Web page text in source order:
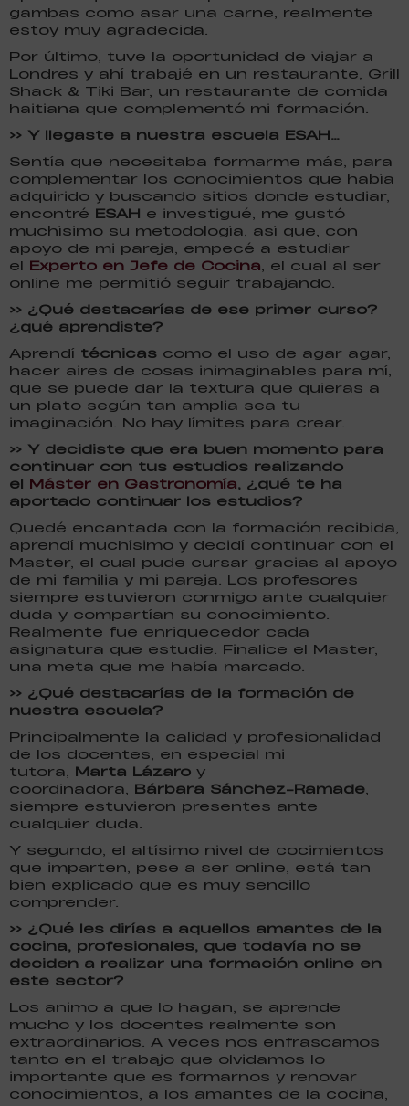
gambas como asar una carne, realmente
estoy muy agradecida.
Por último, tuve la oportunidad de viajar a
Londres y ahí trabajé en un restaurante, Grill
Shack & Tiki Bar, un restaurante de comida
haitiana que complementó mi formación.
>> Y llegaste a nuestra escuela ESAH…
Sentía que necesitaba formarme más, para
complementar los conocimientos que había
adquirido y buscando sitios donde estudiar,
encontré ESAH e investigué, me gustó
muchísimo su metodología, así que, con
apoyo de mi pareja, empecé a estudiar
el Experto en Jefe de Cocina, el cual al ser
online me permitió seguir trabajando.
>> ¿Qué destacarías de ese primer curso?
¿qué aprendiste?
Aprendí técnicas como el uso de agar agar,
hacer aires de cosas inimaginables para mí,
que se puede dar la textura que quieras a
un plato según tan amplia sea tu
imaginación. No hay límites para crear.
>> Y decidiste que era buen momento para
continuar con tus estudios realizando
el Máster en Gastronomía, ¿qué te ha
aportado continuar los estudios?
Quedé encantada con la formación recibida,
aprendí muchísimo y decidí continuar con el
Master, el cual pude cursar gracias al apoyo
de mi familia y mi pareja. Los profesores
siempre estuvieron conmigo ante cualquier
duda y compartían su conocimiento.
Realmente fue enriquecedor cada
asignatura que estudie. Finalice el Master,
una meta que me había marcado.
>> ¿Qué destacarías de la formación de
nuestra escuela?
Principalmente la calidad y profesionalidad
de los docentes, en especial mi
tutora, Marta Lázaro y
coordinadora, Bárbara Sánchez-Ramade,
siempre estuvieron presentes ante
cualquier duda.
Y segundo, el altísimo nivel de cocimientos
que imparten, pese a ser online, está tan
bien explicado que es muy sencillo
comprender.
>> ¿Qué les dirías a aquellos amantes de la
cocina, profesionales, que todavía no se
deciden a realizar una formación online en
este sector?
Los animo a que lo hagan, se aprende
mucho y los docentes realmente son
extraordinarios. A veces nos enfrascamos
tanto en el trabajo que olvidamos lo
importante que es formarnos y renovar
conocimientos, a los amantes de la cocina,